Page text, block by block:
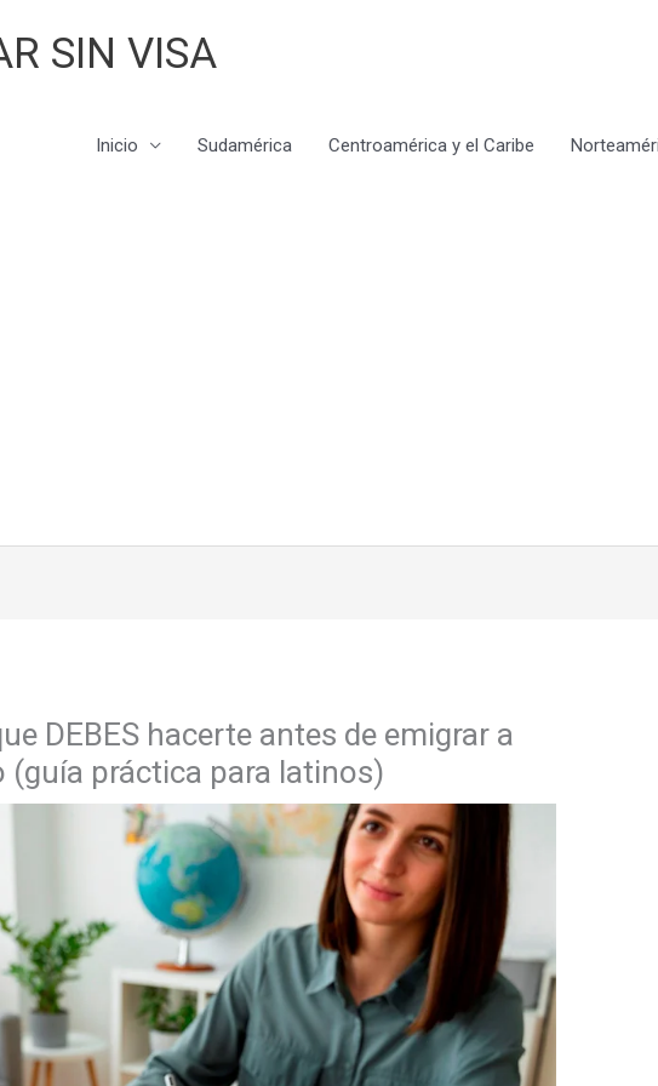
SIN VISA
Inicio Sudamérica Centroamérica y el Caribe
DEBES hacerte antes de emigrar a
(guía práctica para latinos)